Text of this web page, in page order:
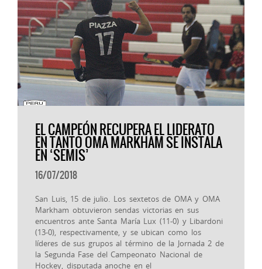
EL CAMPEÓN RECUPERA EL LIDERATO
EN TANTO OMA MARKHAM SE INSTALA
EN ‘SEMIS’
16/07/2018
San Luis, 15 de julio. Los sextetos de OMA y OMA
Markham obtuvieron sendas victorias en sus
encuentros ante Santa María Lux (11-0) y Libardoni
(13-0), respectivamente, y se ubican como los
líderes de sus grupos al término de la Jornada 2 de
la Segunda Fase del Campeonato Nacional de
Hockey, disputada anoche en el